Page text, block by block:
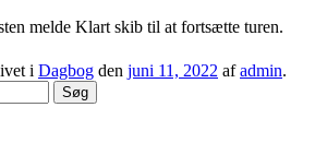
melde Klart skib til at fortsætte turen.
i Dagbog den juni 11, 2022 afadmin.